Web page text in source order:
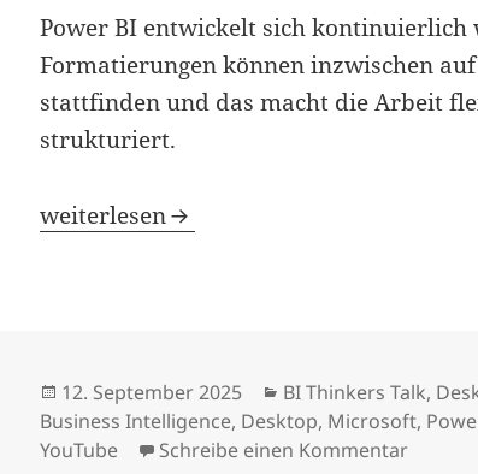
Power BI entwickelt sich kontinuierlich
Formatierungen können inzwischen
stattfinden und das macht die Arbeit
strukturiert.
Berechnungen und Formatierungen
weiterlesen
Veröffentlicht
am
12. September 2025 Kategorien
BI Thinkers Talk,
Business Intelligence, Desktop, Microsoft,
YouTube
Schreibe einen Kommentarzu